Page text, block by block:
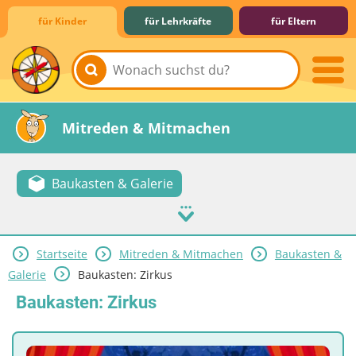
für Kinder für Lehrkräfte für Eltern
Lernen & Schule
Hobby & Freizeit
Spiel & Spaß
Mitreden & Mitmachen
Baukasten & Galerie
Startseite Mitreden & Mitmachen
Baukasten &
Galerie
Baukasten: Zirkus
Baukasten: Zirkus